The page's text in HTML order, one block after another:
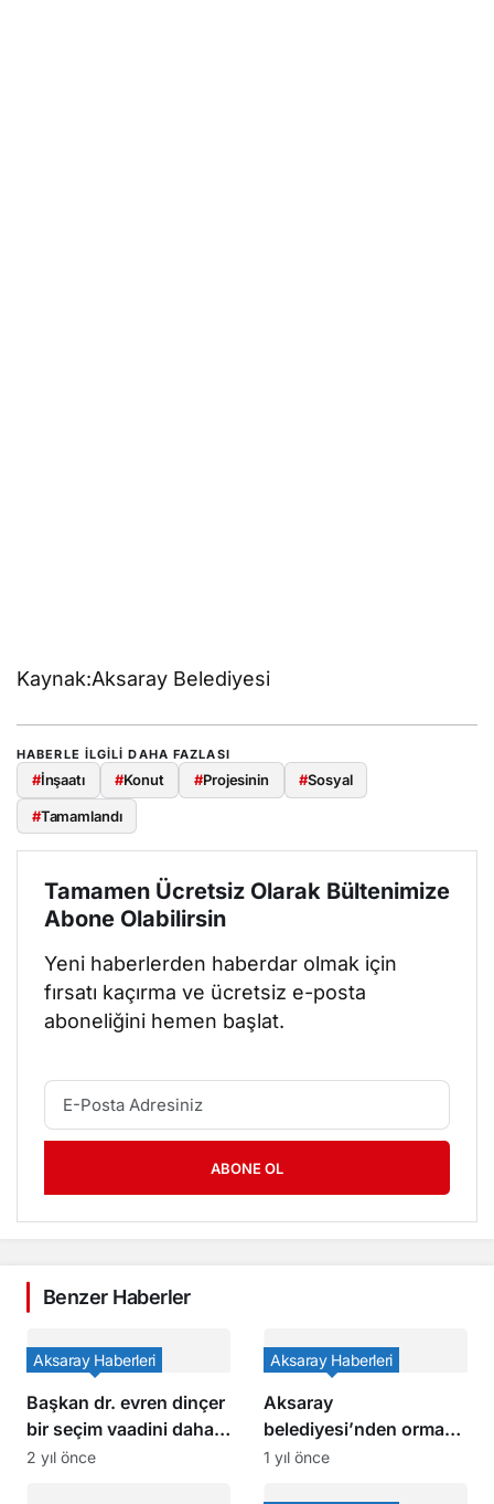
Kaynak:Aksaray Belediyesi
HABERLE ILGILI DAHA FAZLASI
#İnşaatı #Konut #Projesinin #Sosyal
#Tamamlandı
Tamamen Ücretsiz Olarak Bültenimize
Abone Olabilirsin
Yeni haberlerden haberdar olmak için
fırsatı kaçırma ve ücretsiz e-posta
aboneliğini hemen başlat.
ABONE OL
Benzer Haberler
Başkan dr. evren dinçer
bir seçim vaadini daha
hayata geçiriyor
Aksaray Haberleri
2 yıl önce
Aksaray
belediyesi’nden orman
yangınlarına karşı
Aksaray Haberleri
1 yıl önce